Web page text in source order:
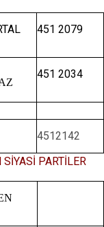
451 2079
451 2034
4512142
PARTİLER